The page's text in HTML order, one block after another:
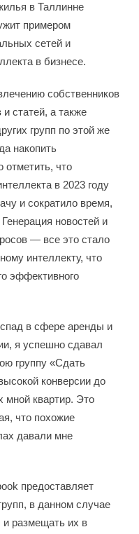
в Таллинне
примером
сетей и
в бизнесе.
собственников
статей, а также
групп по этой же
накопить
отметить, что
в 2023 году
и сократило время,
новостей и
— все это стало
интеллекту, что
эффективного
в сфере аренды и
я успешно сдавал
группу «Сдать
конверсии до
мной квартир. Это
что похожие
давали мне
предоставляет
в данном случае
размещать их в